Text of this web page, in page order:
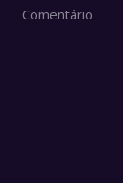
Comentário